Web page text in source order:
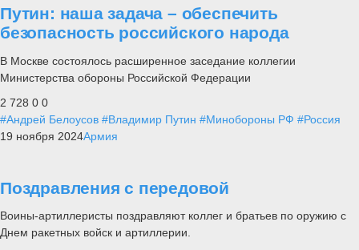
Путин: наша задача – обеспечить
безопасность российского народа
В Москве состоялось расширенное заседание коллегии
Министерства обороны Российской Федерации
2 728 0 0
#Андрей Белоусов #Владимир Путин #Минобороны РФ #Россия
19 ноября 2024Армия
Поздравления с передовой
Воины-артиллеристы поздравляют коллег и братьев по оружию с
Днем ракетных войск и артиллерии.